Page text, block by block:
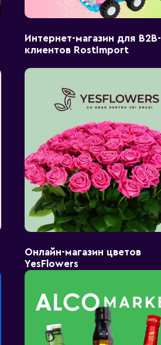
Интернет-магазин для B2B-
клиентов RostImport
Онлайн-магазин цветов
YesFlowers